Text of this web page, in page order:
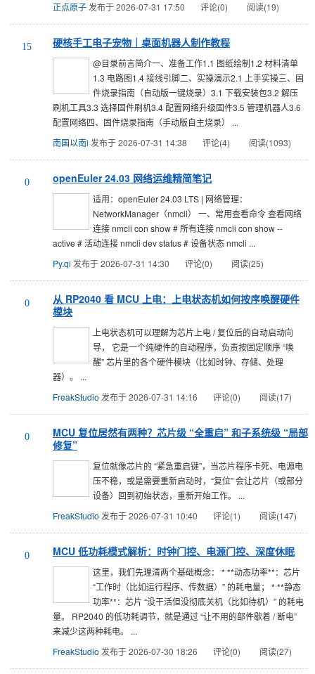
正点原子 发布于 2026-07-31 17:50 评论(0) 阅读(19)
15 硬核手工电子宠物｜桌面机器人制作教程
@目录前言简介一、准备工作1.1 图纸绘制1.2 材料清单
1.3 电路图1.4 接线引脚二、实操演示2.1 上手实操三、固
件烧录指南（自动版一键烧录）3.1 下载安装包3.2 解压
刷机工具3.3 选择固件刷机3.4 配置网络升级固件3.5 管理机器人3.6
配置网络四、固件烧录指南（手动版自主烧录） ...
南国以南i 发布于 2026-07-31 14:38 评论(4) 阅读(1093)
0 openEuler 24.03 网络运维精简笔记
适用：openEuler 24.03 LTS | 网络管理：
NetworkManager（nmcli） 一、常用查看命令 查看网络
连接 nmcli con show # 所有连接 nmcli con show --
active # 活动连接 nmcli dev status # 设备状态 nmcli ...
Py.qi 发布于 2026-07-31 14:30 评论(0) 阅读(25)
0
从 RP2040 看 MCU 上电：上电状态机如何按序唤醒硬件
模块
上电状态机可以理解为芯片上电 / 复位后的自动启动向
导， 它是一个纯硬件的自动程序，负责按固定顺序 “唤
醒” 芯片里的各个硬件模块（比如时钟、存储、处理
器）。 ...
FreakStudio 发布于 2026-07-31 14:16 评论(0) 阅读(17)
0
MCU 复位居然有两种？芯片级 “全重启” 和子系统级 “局部
修复”
复位就像芯片的 “紧急重启键”，当芯片程序卡死、电源电
压不稳，或是需要重新启动时，“复位” 会让芯片（或部分
设备）回到初始状态，重新开始工作。 ...
FreakStudio 发布于 2026-07-31 10:40 评论(1) 阅读(147)
0 MCU 低功耗模式解析：时钟门控、电源门控、深度休眠
这里，我们先理清两个基础概念： * ​**动态功率**​：芯片
“工作时（比如运行程序、传数据）” 的耗电量； * ​**静态
功率**​：芯片 “没干活但没彻底关机（比如待机）” 的耗电
量。 RP2040 的低功耗调节，就是通过 “让不用的部件歇着 / 断电”
来减少这两种耗电。 ...
FreakStudio 发布于 2026-07-30 18:26 评论(0) 阅读(27)